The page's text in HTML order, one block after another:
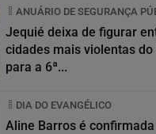
ANUÁRIO DE SEGURANÇA
Jequié deixa de figurar
cidades mais violentas do
para a 6ª...
DIA DO EVANGÉLICO
Aline Barros é